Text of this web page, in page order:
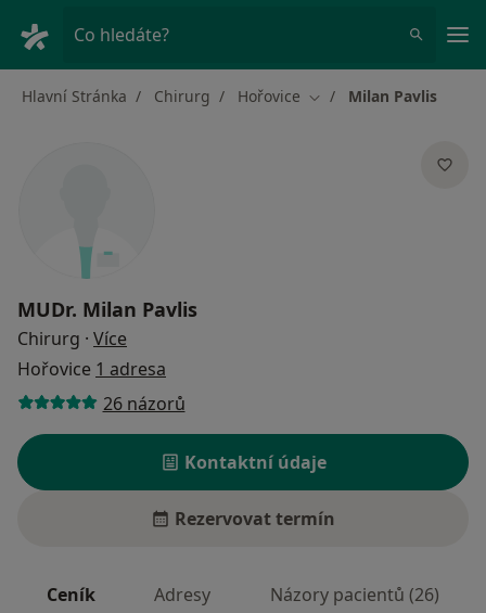
Co hledáte?
Hlavní Stránka Chirurg Hořovice Změna města
Milan Pavlis
MUDr. Milan Pavlis
Chirurg · Více
Hořovice 1 adresa
26 názorů
Kontaktní údaje
Rezervovat termín
Ceník Adresy Názory pacientů (26)